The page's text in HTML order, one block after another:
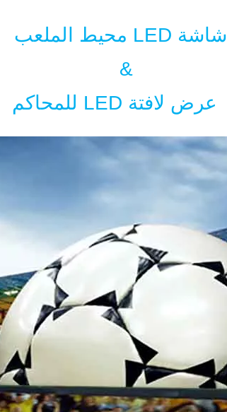
شاشة LED محيط الملعب
&
عرض لافتة LED للمحاكم